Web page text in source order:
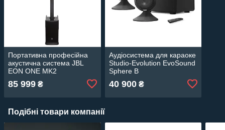
Портативна професійна
акустична система JBL
EON ONE MK2
85 999 ₴
Аудіосистема для караоке
Studio-Evolution EvoSound
Sphere B
40 900₴
Подібні товари компанії